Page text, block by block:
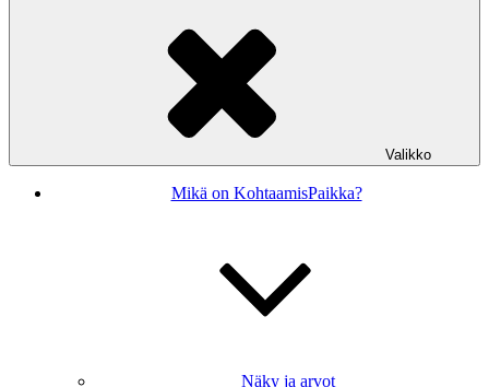
Valikko
Mikä on KohtaamisPaikka?
Näky ja arvot